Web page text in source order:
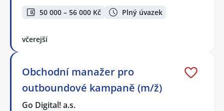
50 000 – 56 000 Kč Plný úvazek
včerejší
Obchodní manažer pro
outboundové kampaně (m/ž)
Go Digital! a.s.